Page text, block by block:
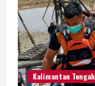
Kalimantan Tengah